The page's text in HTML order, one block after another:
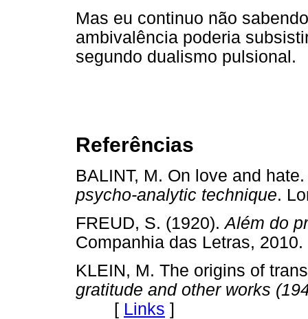
Mas eu continuo não
ambivalência poderia
segundo dualismo pulsional.
Referências
BALINT, M. On love and
psycho-analytic technique.
FREUD, S. (1920).Além do
Companhia das Letras,
KLEIN, M. The origins of
gratitude and other works
[ Links ]